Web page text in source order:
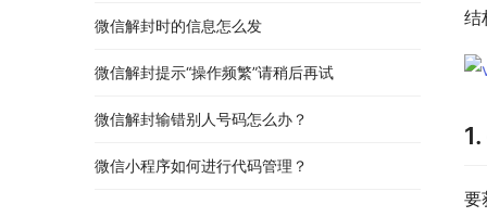
结
要
微信解封时的信息怎么发
微信解封提示“操作频繁”请稍后再试
微信解封输错别人号码怎么办？
微信小程序如何进行代码管理？